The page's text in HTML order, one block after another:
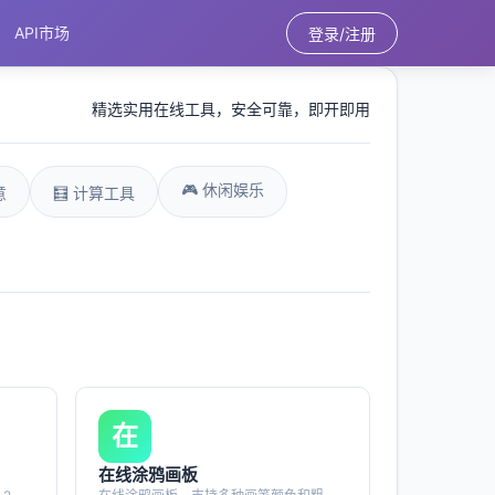
API市场 登录/注册
精选实用在线工具，安全可靠，即开即用
🧮 计算工具 🎮 休闲娱乐
在
在线涂鸦画板